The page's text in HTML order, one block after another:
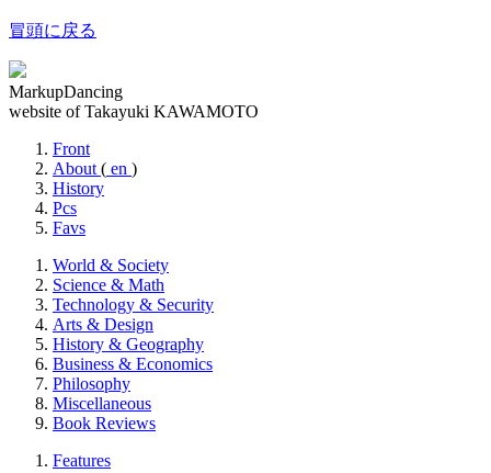
冒頭に戻る
MarkupDancing
website of Takayuki KAWAMOTO
Front
About ( en )
History
Pcs
Favs
World & Society
Science & Math
Technology & Security
Arts & Design
History & Geography
Business & Economics
Philosophy
Miscellaneous
Book Reviews
Features